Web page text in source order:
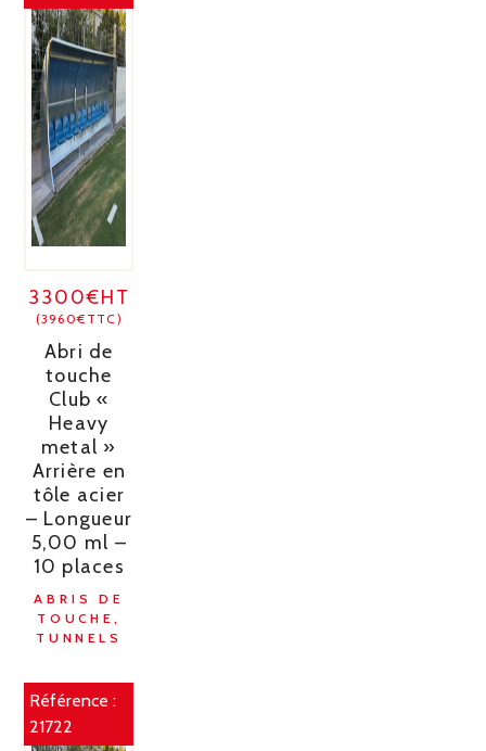
3300€HT
(3960€TTC)
Abri de
touche
Club «
Heavy
metal »
Arrière en
tôle acier
– Longueur
5,00 ml –
10 places
ABRIS DE
TOUCHE,
TUNNELS
Référence :
21722